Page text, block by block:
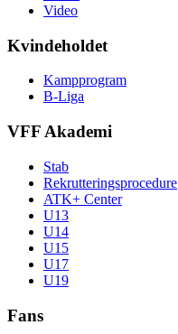
Video
Kvindeholdet
Kampprogram
B-Liga
VFF Akademi
Stab
Rekrutteringsprocedure
ATK+ Center
U13
U14
U15
U17
U19
Fans